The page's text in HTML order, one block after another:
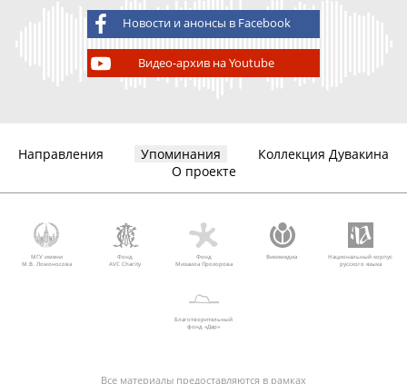
Новости и анонсы в Facebook
Видео-архив на Youtube
Направления Упоминания
Коллекция Дувакина
О проекте
МГУ имени
М.В. Ломоносова
Фонд
AVC Charity
Фонд
Михаила Прохорова
Викимедиа
Национальный корпус
русского языка
Благотворительный
фонд «Дар»
Все материалы предоставляются в рамках